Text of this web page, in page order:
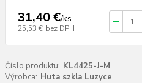
31,40 €/ks
25,53 € bez DPH
Číslo produktu: KL4425-J-M
Výrobca: Huta szkla Luzyce